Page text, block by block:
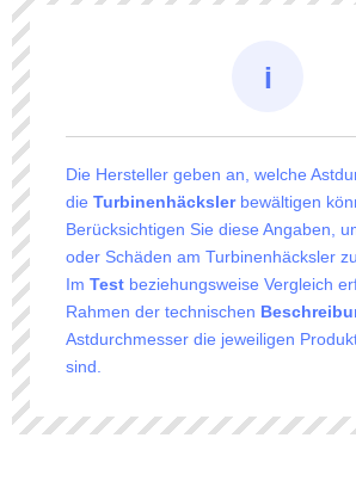
Die Hersteller geben an, welche
die Turbinenhäckslerbewältigen
Berücksichtigen Sie diese Angaben,
oder Schäden am Turbinenhäcksler
Im Test beziehungsweise Vergleich
Rahmen der technischen
Astdurchmesser die jeweiligen
sind.